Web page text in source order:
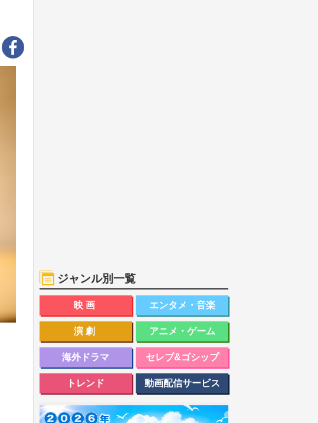
ジャンル別一覧
映画 エンタメ・音楽
演劇 アニメ・ゲーム
海外ドラマ セレブ&ゴシップ
トレンド 動画配信サービス